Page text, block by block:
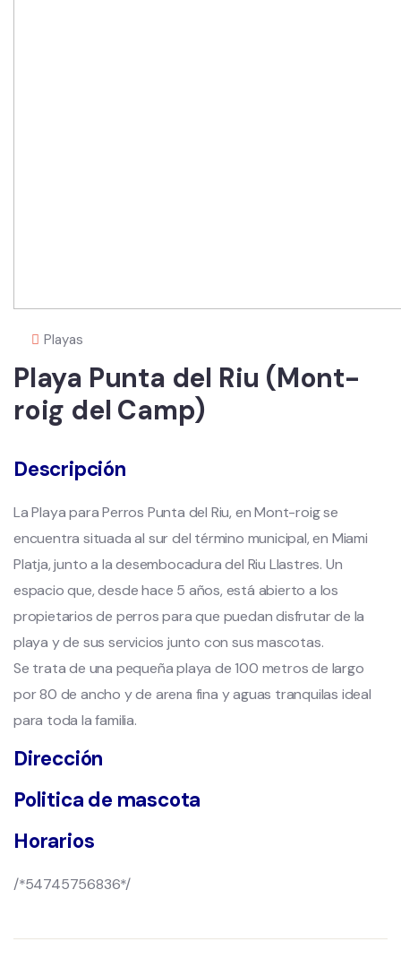
Playas
Playa Punta del Riu (Mont-
roig del Camp)
Descripción
La Playa para Perros Punta del Riu, en Mont-roig se
encuentra situada al sur del término municipal, en Miami
Platja, junto a la desembocadura del Riu Llastres. Un
espacio que, desde hace 5 años, está abierto a los
propietarios de perros para que puedan disfrutar de la
playa y de sus servicios junto con sus mascotas.
Se trata de una pequeña playa de 100 metros de largo
por 80 de ancho y de arena fina y aguas tranquilas ideal
para toda la familia.
Dirección
Politica de mascota
Horarios
/*54745756836*/